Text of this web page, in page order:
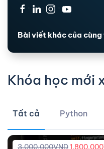
· · ·
Bài viết khác của
Khóa học mới
Tất cả Python
3.000.000VND1.800.000